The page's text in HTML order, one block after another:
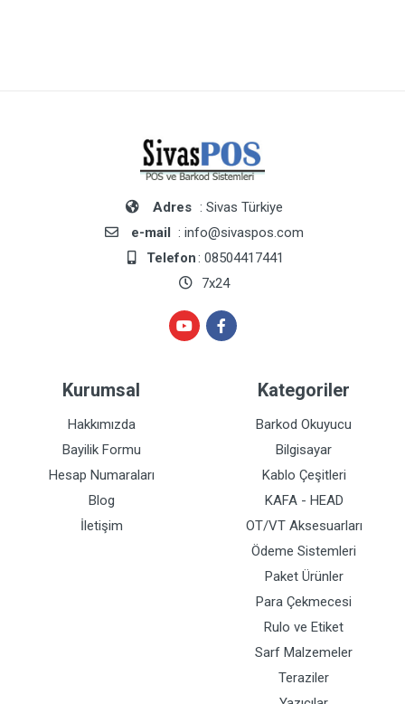
Adres : Sivas Türkiye
e-mail : info@sivaspos.com
Telefon: 08504417441
7x24
Kurumsal
Hakkımızda
Bayilik Formu
Hesap Numaraları
Blog
İletişim
Kategoriler
Barkod Okuyucu
Bilgisayar
Kablo Çeşitleri
KAFA - HEAD
OT/VT Aksesuarları
Ödeme Sistemleri
Paket Ürünler
Para Çekmecesi
Rulo ve Etiket
Sarf Malzemeler
Teraziler